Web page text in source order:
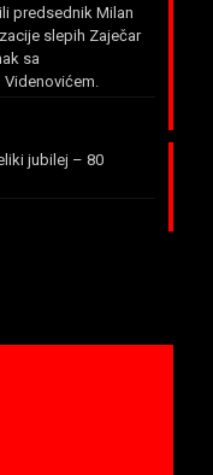
predsednik Milan
slepih Zaječar
sa
jubilej – 80